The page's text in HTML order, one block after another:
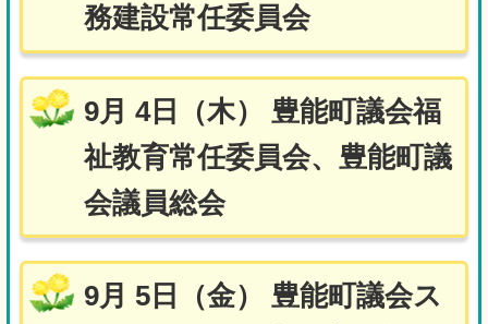
務建設常任委員会
9月 4日（木） 豊能町議会福
祉教育常任委員会、豊能町議
会議員総会
9月 5日（金） 豊能町議会ス